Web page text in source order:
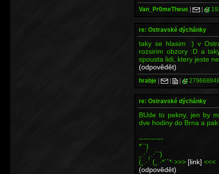
Van_Pr0meTheus | |
re: Ostravské dýchánky
taky se hlasim :) v
rozsirim obzory :D a
spousta lidi, ktery jeste
(odpovědět)
hrabje | | |
re: Ostravské dýchánky
BUde to pekny, jen by
dve hodiny do Brna a
----------
*´¨)
¸.·´¸.·´¨)
(¸.·´ (¸.·*´`*·>>> [link] <<<
(odpovědět)